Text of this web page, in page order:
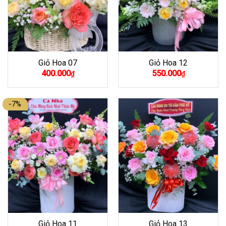
Giỏ Hoa 07
400.000₫
Giỏ Hoa 12
550.000₫
-7%
Giỏ Hoa 11
Giỏ Hoa 13